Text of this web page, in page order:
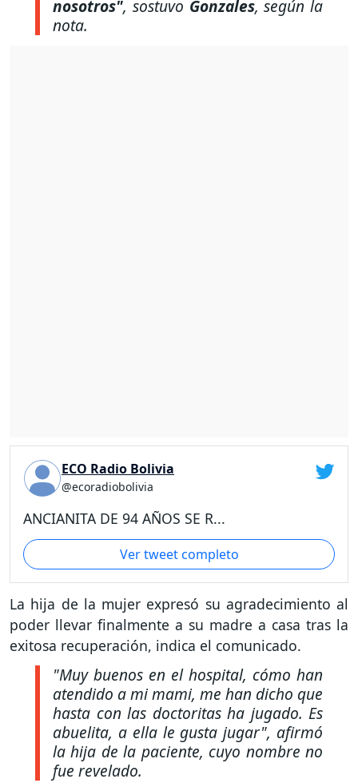
nosotros", sostuvo Gonzales, según la
nota.
ECO Radio Bolivia
@ecoradiobolivia
ANCIANITA DE 94 AÑOS SE R...
Ver tweet completo
La hija de la mujer expresó su agradecimiento al
poder llevar finalmente a su madre a casa tras la
exitosa recuperación, indica el comunicado.
"Muy buenos en el hospital, cómo han
atendido a mi mami, me han dicho que
hasta con las doctoritas ha jugado. Es
abuelita, a ella le gusta jugar", afirmó
la hija de la paciente, cuyo nombre no
fue revelado.